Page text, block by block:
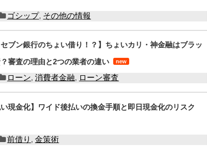
ゴシップ, その他の情報
ブン銀行のちょい借り！？】ちょいカリ・神金融はブラッ
審査の理由と2つの業者の違い
new
ローン,消費者金融, ローン審査
い現金化】ワイド後払いの換金手順と即日現金化のリスク
前借り ,金策術